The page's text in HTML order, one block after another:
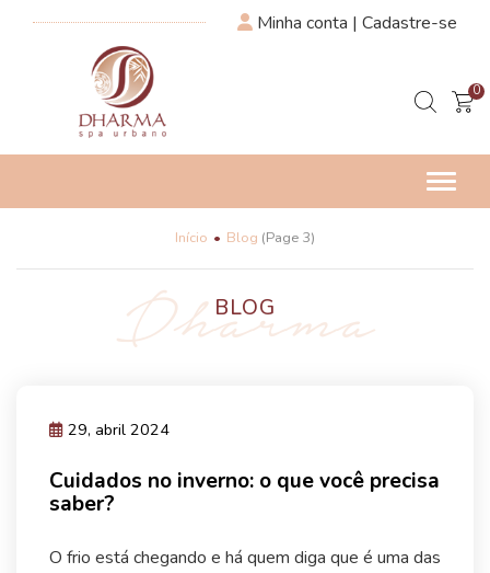
Minha conta | Cadastre-se
0
Início Blog (Page 3)
BLOG
29, abril 2024
Cuidados no inverno: o que você precisa
saber?
O frio está chegando e há quem diga que é uma das